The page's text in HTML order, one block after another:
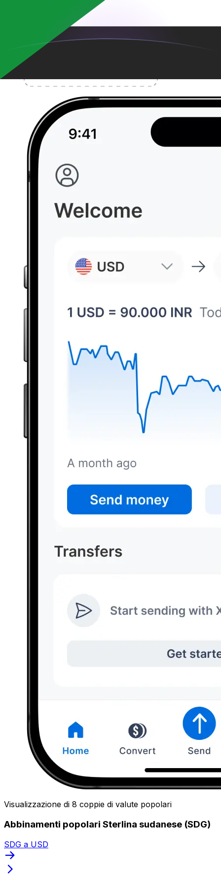
Visualizzazione di 8 coppie di valute popolari
Abbinamenti popolari Sterlina sudanese (SDG)
SDG a USD